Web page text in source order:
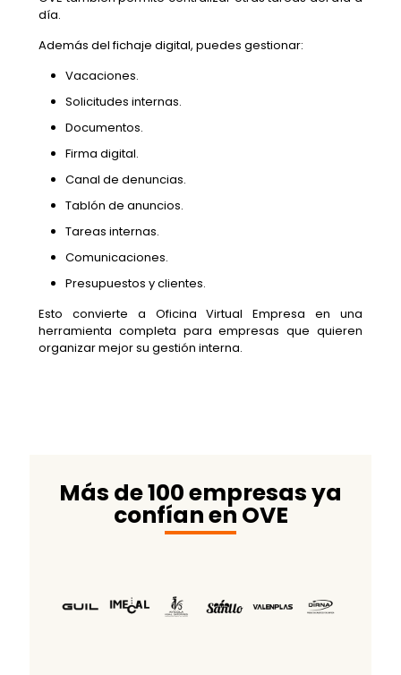
día.
Además del fichaje digital, puedes gestionar:
Vacaciones.
Solicitudes internas.
Documentos.
Firma digital.
Canal de denuncias.
Tablón de anuncios.
Tareas internas.
Comunicaciones.
Presupuestos y clientes.
Esto convierte a Oficina Virtual Empresa en una
herramienta completa para empresas que quieren
organizar mejor su gestión interna.
Más de 100 empresas ya
confían en OVE